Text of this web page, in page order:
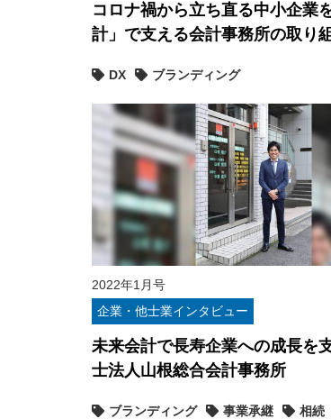
コロナ禍から立ち直る中小企業
計」で支える会計事務所の取り
DX ブランディング
2022年1月号
企業・他士業インタビュー
未来会計で長寿企業への成長を
士法人山根総合会計事務所
ブランディング 事業承継
相続